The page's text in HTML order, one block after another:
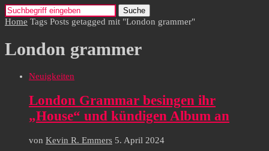
Suche
Home Tags Posts getagged mit "London grammer"
London grammer
Neuigkeiten
London Grammar besingen ihr
„House“ und kündigen Album an
von Kevin R. Emmers 5. April 2024